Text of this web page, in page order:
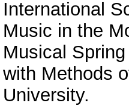
International
Music in the
Musical
with Methods
University.